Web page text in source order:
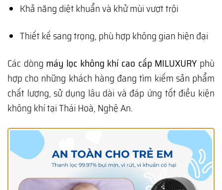
Khả năng diệt khuẩn và khử mùi vượt trội
Thiết kế sang trọng, phù hợp không gian hiện đại
Các dòng máy lọc không khí cao cấp MILUXURY phù
hợp cho những khách hàng đang tìm kiếm sản phẩm
chất lượng, sử dụng lâu dài và đáp ứng tốt điều kiện
không khí tại Thái Hoà, Nghệ An.